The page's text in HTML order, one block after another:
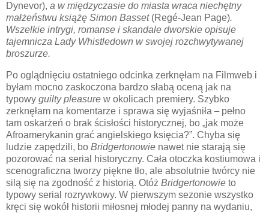
Dynevor), a w międzyczasie do miasta wraca niechętny
małżeństwu książę Simon Basset (Regé-Jean Page).
Wszelkie intrygi, romanse i skandale dworskie opisuje
tajemnicza Lady Whistledown w swojej rozchwytywanej
broszurze.
Po oglądnięciu ostatniego odcinka zerknęłam na Filmweb i
byłam mocno zaskoczona bardzo słabą oceną jak na
typowy guilty pleasure w okolicach premiery. Szybko
zerknęłam na komentarze i sprawa się wyjaśniła –pełno
tam oskarżeń o brak ścisłości historycznej, bo „jak może
Afroamerykanin grać angielskiego księcia?”. Chyba się
ludzie zapędzili, bo Bridgertonowie nawet nie starają się
pozorować na serial historyczny. Cała otoczka kostiumowa i
scenograficzna tworzy piękne tło, ale absolutnie twórcy nie
silą się na zgodność z historią. Otóż Bridgertonowie to
typowy serial rozrywkowy. W pierwszym sezonie wszystko
kręci się wokół historii miłosnej młodej panny na wydaniu,